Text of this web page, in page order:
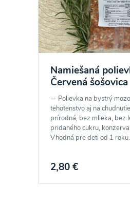
Namiešaná
Červená šošovica
-- Polievka na bystrý
tehotenstvo aj na
prírodná, bez mlieka, bez
pridaného cukru,
Vhodná pre deti od 1
2,80 €